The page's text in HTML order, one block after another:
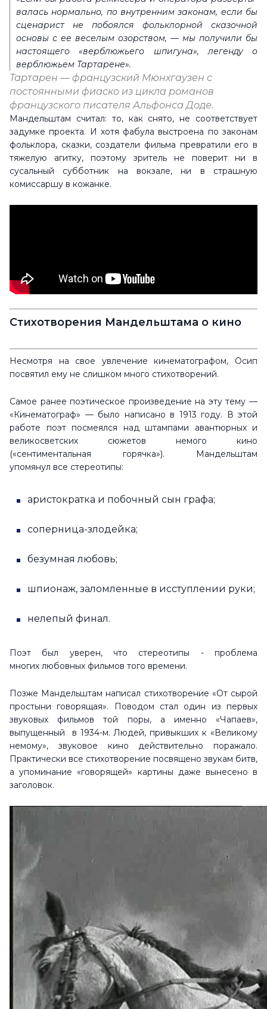
валась нормально, по внутренним законам, если бы
сценарист не побоялся фольклорной сказочной
основы с ее веселым озорством, — мы получили бы
настоящего «вер­блюжьего шпигуна», легенду о
верблюжьем Тартарене».
Тартарен — французский Мюнхгаузен с
постоянными фиаско из цикла романов
французского писателя Альфонса Доде.
Мандельштам считал: то, как снято, не соответствует
задумке проекта. И хотя фабула выстроена по законам
фольклора, сказки, создатели фильма превратили его в
тяжелую агитку, поэтому зритель не поверит ни в
сусальный субботник на вокзале, ни в страшную
комиссаршу в кожанке.
Стихотворения Мандельштама о кино
Несмотря на свое увлечение кинематографом, Осип
посвятил ему не слишком много стихотворений.
Самое ранее поэтическое произведение на эту тему —
«Кинематограф» — было написано в 1913 году. В этой
работе поэт посмеялся над штампами авантюрных и
великосветских сюжетов немого кино
(«сентиментальная горячка»). Мандельштам
упомянул все стереотипы:
аристократка и побочный сын графа;
соперница-злодейка;
безумная любовь;
шпионаж, заломленные в исступлении руки;
нелепый финал.
Поэт был уверен, что стереотипы - проблема
многих любовных фильмов того времени.
Позже Мандельштам написал стихотворение «От сырой
простыни говорящая». Поводом стал один из первых
звуковых фильмов той поры, а именно «Чапаев»,
выпущенный в 1934-м. Людей, привыкших к «Великому
немому», звуковое кино действительно поражало.
Практически все стихотворение посвящено звукам битв,
а упоминание «говорящей» картины даже вынесено в
заголовок.